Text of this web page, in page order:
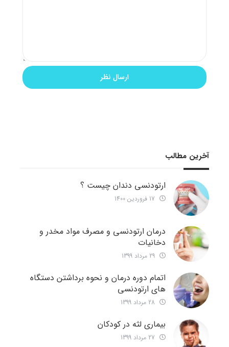
آخرین مطالب
ارتودنسی دندان چیست ؟
درمان ارتودنسی و مصرف مواد مخدر و
دخانیات
اتمام دوره درمان و نحوه برداشتن دستگاه
های ارتودنسی
بیماری لثه در کودکان